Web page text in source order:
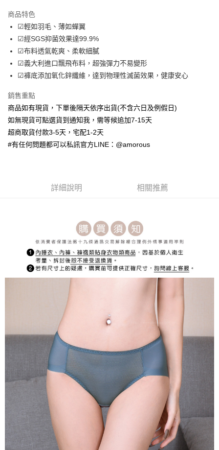
Apple Pay
街口支付
ATM付款
全家取貨付款
每筆NT$70，滿NT$699(含以上)免運費
付款後全家取貨
每筆NT$70，滿NT$699(含以上)免運費
每筆NT$150
商品特色
☑輕如羽毛、薄如蟬翼
☑經SGS抑菌效果達99.9%
☑布料透氣乾爽、柔軟細膩
☑義大利進口飄飛布料，超強彈力不易變形
☑褲底添加氧化鋅纖維，達到物理性滅菌效果，健康安心
銷售重點
商品如有現貨，下單後隔天依序出貨(不含六日及例假日)
如無現貨可點選貨到通知我，需等候追加7-15天
超商取貨付款3-5天，宅配1-2天
#有任何問題都可以私訊官方LINE：@amorous
詳細說明 相關推薦